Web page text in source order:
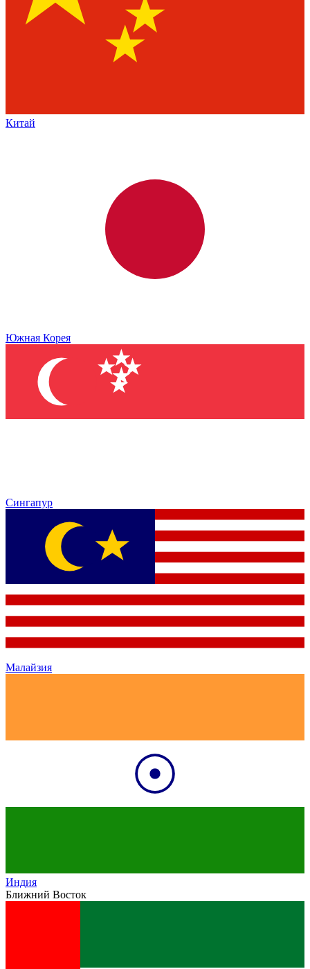
Китай
Южная Корея
Сингапур
Малайзия
Индия
Ближний Восток